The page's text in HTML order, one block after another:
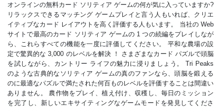
オンラインの無料カード ソリティア ゲームの何が気に入っていますか?
リラックスできるマッチング ゲームプレイと言う人もいれば、クリエ
イティブなカード レイアウトを高く評価する人もいます。 当社の Web
サイトで最高のカード ソリティア ゲームの 1 つの続編をプレイしなが
ら、これらすべての機能を一度に評価してください。 平和な農場の設
定で驚異的な 3,000 のレベルを解決 ！ さまざまなカード パズルで頭脳
を試しながら、カントリー ライフの魅力に浸りましょう。 Tri Peaks
のような古典的なソリティア ゲームの真のファンなら、頭脳を鍛える
のに最適なパズルで満たされた何百ものレベルを評価することは間違い
ありません。 農作物をプレイ、植え付け、収穫し、毎日のミッション
を完了し、新しいエキサイティングなゲームモードを発見してくださ